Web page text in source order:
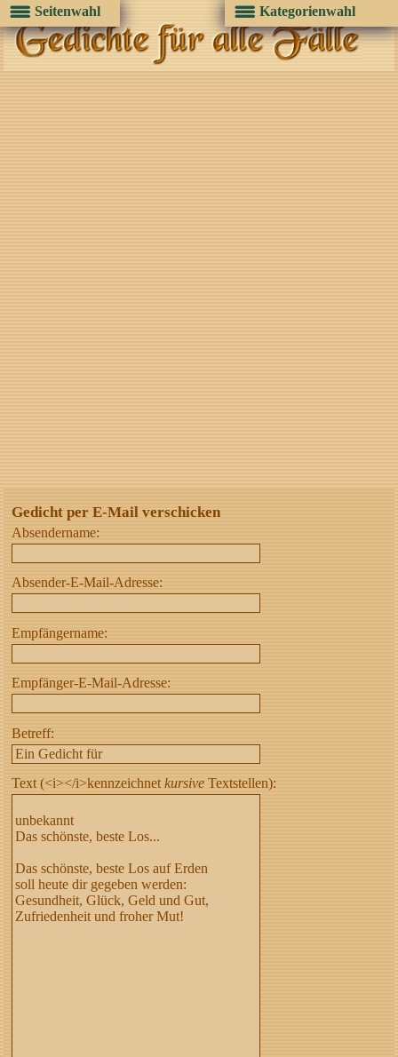
Gedicht per E-Mail verschicken
Absendername:
Absender-E-Mail-Adresse:
Empfängername:
Empfänger-E-Mail-Adresse:
Betreff:
Text (<i></i>kennzeichnetkursive Textstellen):
Seitenwahl Kategorienwahl